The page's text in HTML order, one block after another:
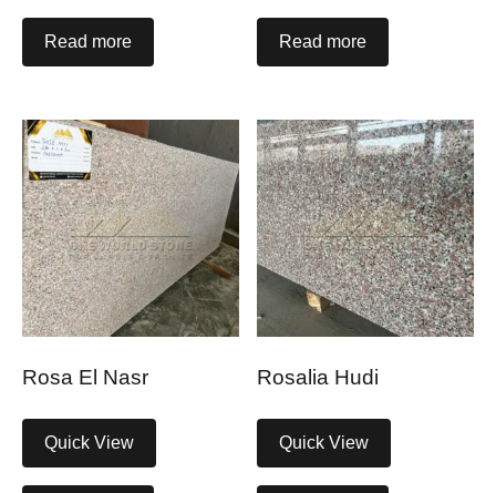
Read more Read more
Rosa El Nasr
Quick View
Rosalia Hudi
Quick View